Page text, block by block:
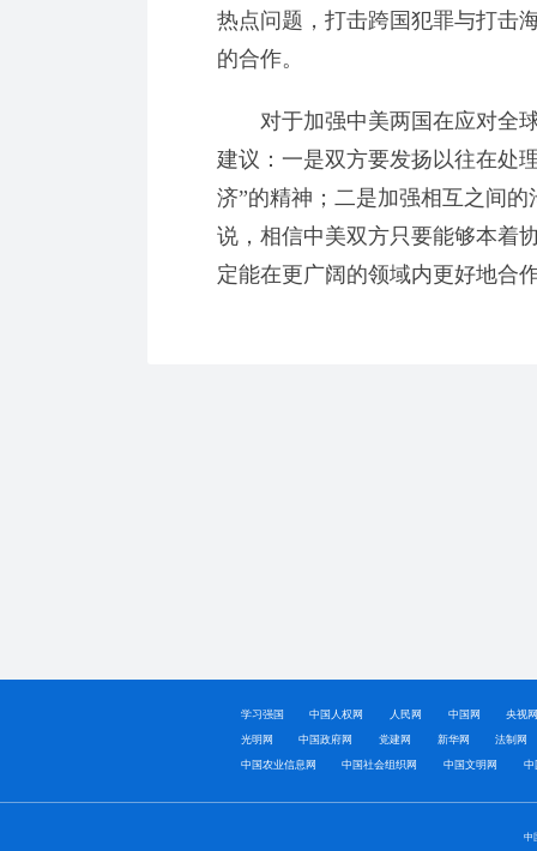
热点问题，打击跨国犯罪与打击
的合作。
对于加强中美两国在应对全球
建议：一是双方要发扬以往在处
济”的精神；二是加强相互之间
说，相信中美双方只要能够本着
定能在更广阔的领域内更好地合
学习强国 中国人权网 人民网 中国网 央视
光明网 中国政府网 党建网 新华网 法制网
中国农业信息网 中国社会组织网 中国文明网 中
中